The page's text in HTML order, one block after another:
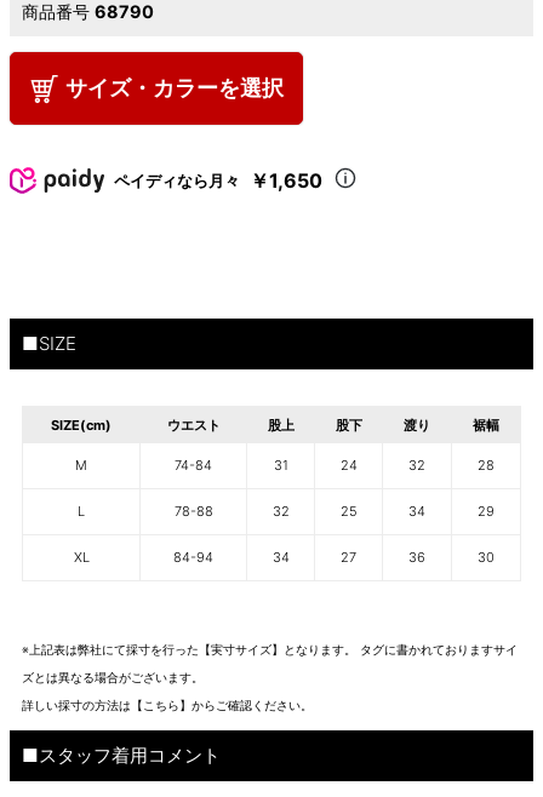
商品番号 68790
サイズ・カラーを選択
ペイディなら月々 ￥1,650
■SIZE
SIZE(cm) ウエスト 股上 股下 渡り 裾幅
M 74-84 31 24 32 28
L 78-88 32 25 34 29
XL 84-94 34 27 36 30
※上記表は弊社にて採寸を行った【実寸サイズ】となります。 タグに書かれておりますサイ
ズとは異なる場合がございます。
詳しい採寸の方法は 【こちら】から ご確認ください。
■スタッフ着用コメント